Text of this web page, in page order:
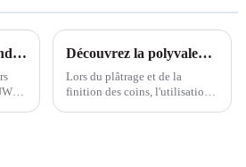
LEGUWE Plastics Industrial Co., Ltd se prépare pour le salon ARCHIDEX en Malaisie Découvrez la polyvalence des cornières de plâtrage en PVC flexible Leguwe
Lors du plâtrage et de la
finition des coins, l'utilisation